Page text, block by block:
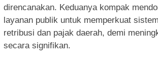
direncanakan. Keduanya kompak
layanan publik untuk memperkuat
retribusi dan pajak daerah, demi
secara signifikan.